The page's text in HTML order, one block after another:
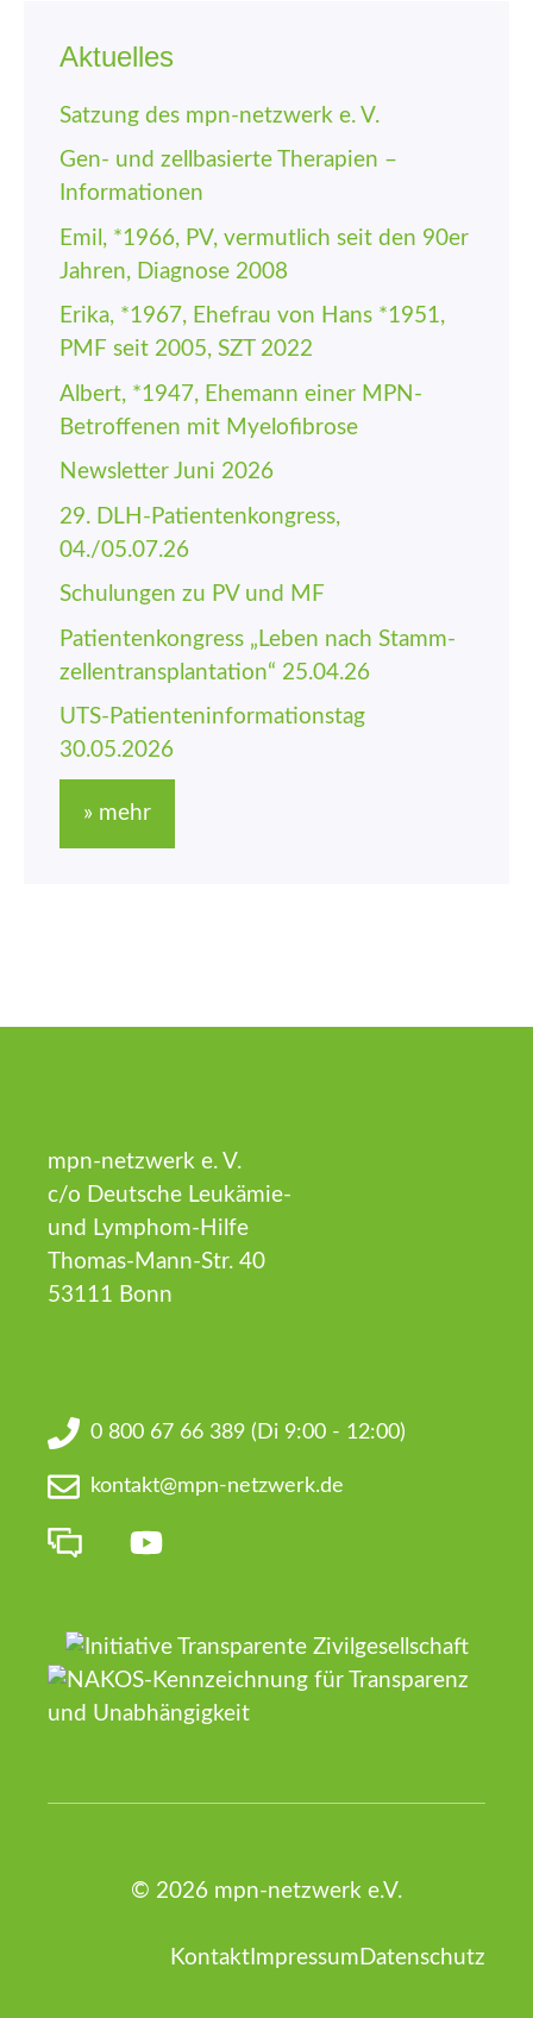
Aktuelles
Satzung des mpn-netzwerk e. V.
Gen- und zellbasierte Therapien –
Informationen
Emil, *1966, PV, vermutlich seit den 90er
Jahren, Diagnose 2008
Erika, *1967, Ehefrau von Hans *1951,
PMF seit 2005, SZT 2022
Albert, *1947, Ehemann einer MPN-
Betroffenen mit Myelofibrose
Newsletter Juni 2026
29. DLH-Patienten­kongress,
04./05.07.26
Schulungen zu PV und MF
Patienten­kongress „Leben nach Stamm­
zellen­trans­plantation“ 25.04.26
UTS-Patienten­informations­tag
30.05.2026
» mehr
mpn-netzwerk e. V.
c/o Deutsche Leukämie-
und Lymphom-Hilfe
Thomas-Mann-Str. 40
53111 Bonn
0 800 67 66 389 (Di 9:00 - 12:00)
kontakt@mpn-netzwerk.de
© 2026 mpn-netzwerk e.V.
Kontakt Impressum Datenschutz